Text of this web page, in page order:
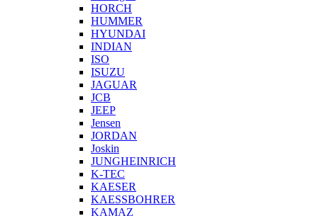
HORCH
HUMMER
HYUNDAI
INDIAN
ISO
ISUZU
JAGUAR
JCB
JEEP
Jensen
JORDAN
Joskin
JUNGHEINRICH
K-TEC
KAESER
KAESSBOHRER
KAMAZ